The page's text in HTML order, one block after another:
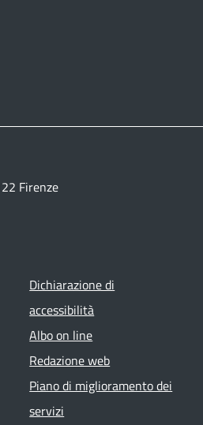
Firenze
Dichiarazione di
accessibilità
Albo on line
Redazione web
Piano di miglioramento dei
servizi